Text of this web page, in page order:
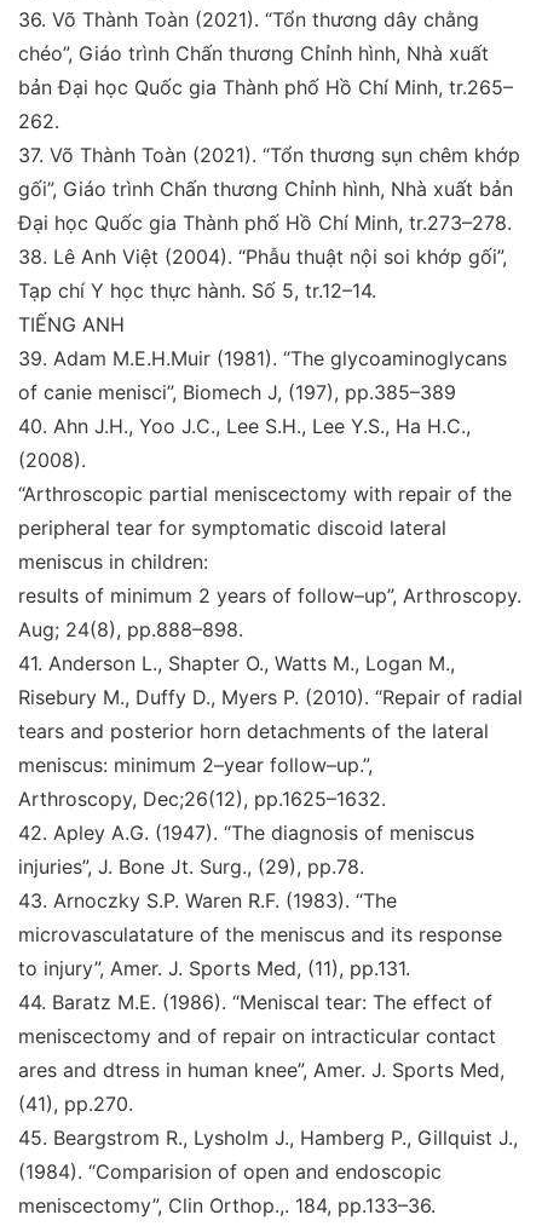
36. Võ Thành Toàn (2021). “Tổn thương dây chằng
chéo”, Giáo trình Chấn thương Chỉnh hình, Nhà xuất
bản Đại học Quốc gia Thành phố Hồ Chí Minh, tr.265–
262.
37. Võ Thành Toàn (2021). “Tổn thương sụn chêm khớp
gối”, Giáo trình Chấn thương Chỉnh hình, Nhà xuất bản
Đại học Quốc gia Thành phố Hồ Chí Minh, tr.273–278.
38. Lê Anh Việt (2004). “Phẫu thuật nội soi khớp gối”,
Tạp chí Y học thực hành. Số 5, tr.12–14.
TIẾNG ANH
39. Adam M.E.H.Muir (1981). “The glycoaminoglycans
of canie menisci”, Biomech J, (197), pp.385–389
40. Ahn J.H., Yoo J.C., Lee S.H., Lee Y.S., Ha H.C.,
(2008).
“Arthroscopic partial meniscectomy with repair of the
peripheral tear for symptomatic discoid lateral
meniscus in children:
results of minimum 2 years of follow–up”, Arthroscopy.
Aug; 24(8), pp.888–898.
41. Anderson L., Shapter O., Watts M., Logan M.,
Risebury M., Duffy D., Myers P. (2010). “Repair of radial
tears and posterior horn detachments of the lateral
meniscus: minimum 2–year follow–up.”,
Arthroscopy, Dec;26(12), pp.1625–1632.
42. Apley A.G. (1947). “The diagnosis of meniscus
injuries”, J. Bone Jt. Surg., (29), pp.78.
43. Arnoczky S.P. Waren R.F. (1983). “The
microvasculatature of the meniscus and its response
to injury”, Amer. J. Sports Med, (11), pp.131.
44. Baratz M.E. (1986). “Meniscal tear: The effect of
meniscectomy and of repair on intracticular contact
ares and dtress in human knee”, Amer. J. Sports Med,
(41), pp.270.
45. Beargstrom R., Lysholm J., Hamberg P., Gillquist J.,
(1984). “Comparision of open and endoscopic
meniscectomy”, Clin Orthop.,. 184, pp.133–36.